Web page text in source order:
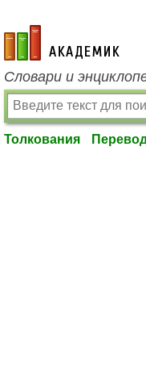
academic.ru
Словари и
Толкования